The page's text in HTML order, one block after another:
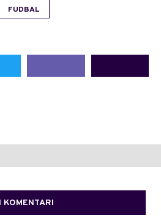
FUDBAL
KOMENTARI